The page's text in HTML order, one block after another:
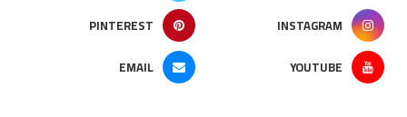
INSTAGRAM
PINTEREST
YOUTUBE
EMAIL